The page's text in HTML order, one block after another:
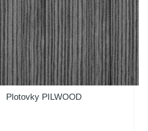
Plotovky PILWOOD